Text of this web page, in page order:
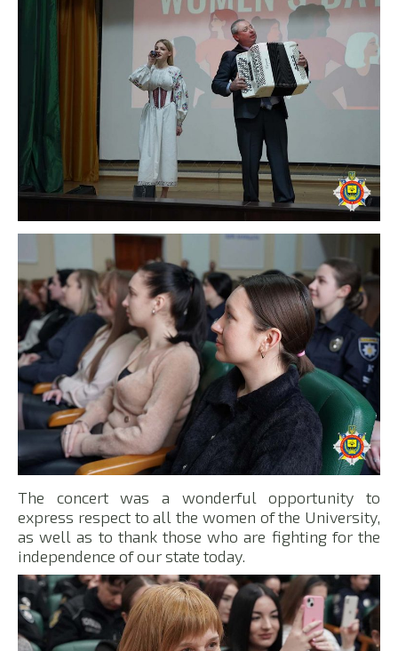
The concert was a wonderful opportunity to
express respect to all the women of the University,
as well as to thank those who are fighting for the
independence of our state today.